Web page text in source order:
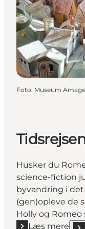
Foto: Museum
Husker du
science-fiction
byvandring i det
(gen)opleve de
Holly og
Læs mere